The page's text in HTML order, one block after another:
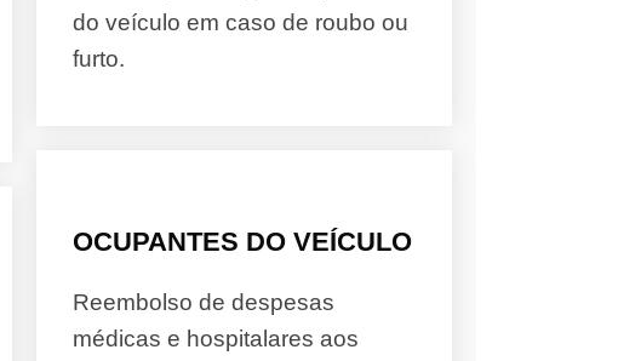
do veículo em caso de roubo ou
furto.
OCUPANTES DO VEÍCULO
Reembolso de despesas
médicas e hospitalares aos